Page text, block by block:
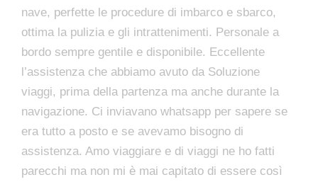
nave, perfette le procedure di imbarco e sbarco,
ottima la pulizia e gli intrattenimenti. Personale a
bordo sempre gentile e disponibile. Eccellente
l’assistenza che abbiamo avuto da Soluzione
viaggi, prima della partenza ma anche durante la
navigazione. Ci inviavano whatsapp per sapere se
era tutto a posto e se avevamo bisogno di
assistenza. Amo viaggiare e di viaggi ne ho fatti
parecchi ma non mi è mai capitato di essere così